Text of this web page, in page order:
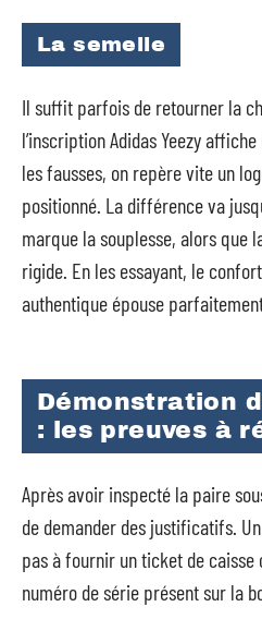
La semelle
Il suffit parfois de retourner la
l’inscription Adidas Yeezy
les fausses, on repère vite un
positionné. La différence va
marque la souplesse, alors que
rigide. En les essayant, le
authentique épouse
Démonstration
: les preuves à
Après avoir inspecté la paire
de demander des justificatifs.
pas à fournir un ticket de
numéro de série présent sur la